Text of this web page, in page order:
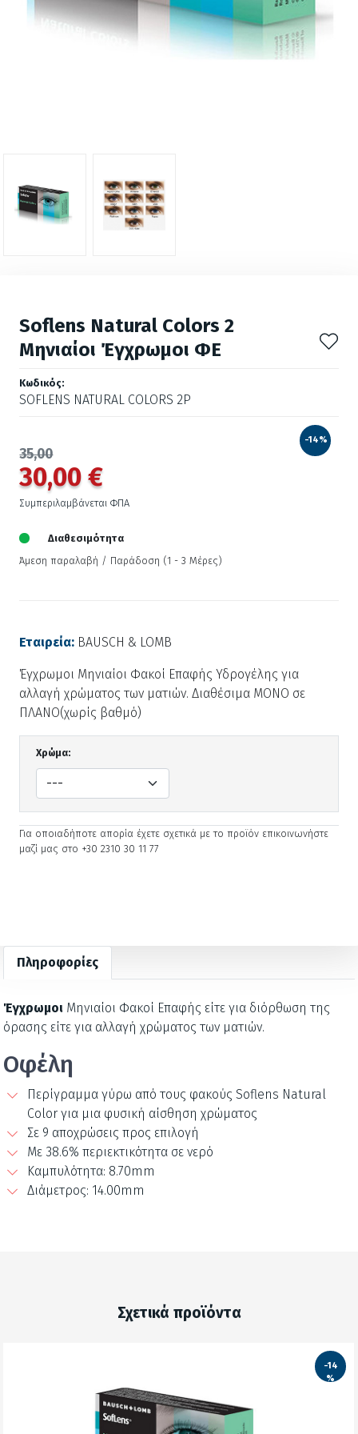
Soflens Natural Colors 2
Μηνιαίοι Έγχρωμοι ΦΕ
Κωδικός:
SOFLENS NATURAL COLORS 2P
35,00
30,00 €
-14%
Συμπεριλαμβάνεται ΦΠΑ
Διαθεσιμότητα
Άμεση παραλαβή / Παράδoση (1 - 3 Μέρες)
Εταιρεία: BAUSCH & LOMB
Έγχρωμοι Μηνιαίοι Φακοί Επαφής Υδρογέλης για
αλλαγή χρώματος των ματιών. Διαθέσιμα ΜΟΝΟ σε
ΠΛΑΝΟ(χωρίς βαθμό)
Χρώμα:
Για οποιαδήποτε απορία έχετε σχετικά με το προϊόν επικοινωνήστε
μαζί μας στο +30 2310 30 11 77
Πληροφορίες
Έγχρωμοι Μηνιαίοι Φακοί Επαφής είτε για διόρθωση της
όρασης είτε για αλλαγή χρώματος των ματιών.
Οφέλη
Περίγραμμα γύρω από τους φακούς Soflens Natural
Color για μια φυσική αίσθηση χρώματος
Σε 9 αποχρώσεις προς επιλογή
Με 38.6% περιεκτικότητα σε νερό
Καμπυλότητα: 8.70mm
Διάμετρος: 14.00mm
Σχετικά προϊόντα
-14
%